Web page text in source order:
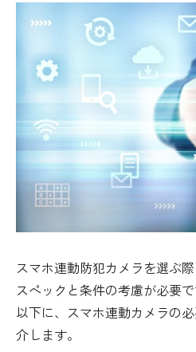
スマホ連動防犯カメラを選ぶ
スペックと条件の考慮が必要で
以下に、スマホ連動カメラの
介します。